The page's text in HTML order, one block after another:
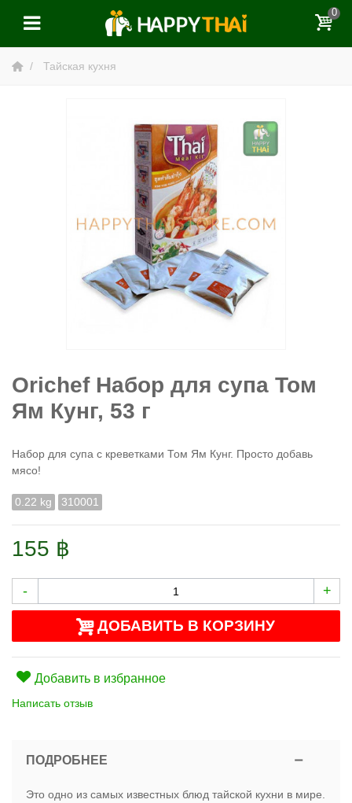
0
Тайская кухня
Orichef Набор для супа Том
Ям Кунг, 53 г
Набор для супа с креветками Том Ям Кунг. Просто добавь
мясо!
0.22 kg 310001
155 ฿
- +
ДОБАВИТЬ В КОРЗИНУ
Добавить в избранное
Написать отзыв
ПОДРОБНЕЕ
Это одно из самых известных блюд тайской кухни в мире.